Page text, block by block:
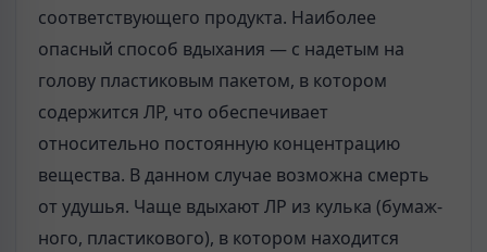
соответствующего продукта. Наиболее
опасный способ вды­хания — с надетым на
голову пластиковым пакетом, в котором
содержится ЛР, что обеспечивает
относительно постоянную концентрацию
вещества. В дан­ном случае возможна смерть
от удушья. Чаще вдыхают ЛР из кулька (бумаж­
ного, пластикового), в котором находится